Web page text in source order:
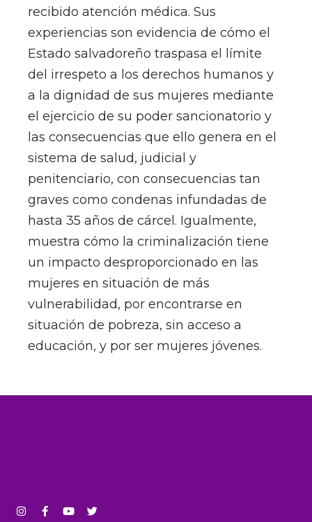
recibido atención médica. Sus
experiencias son evidencia de cómo el
Estado salvadoreño traspasa el límite
del irrespeto a los derechos humanos y
a la dignidad de sus mujeres mediante
el ejercicio de su poder sancionatorio y
las consecuencias que ello genera en el
sistema de salud, judicial y
penitenciario, con consecuencias tan
graves como condenas infundadas de
hasta 35 años de cárcel. Igualmente,
muestra cómo la criminalización tiene
un impacto desproporcionado en las
mujeres en situación de más
vulnerabilidad, por encontrarse en
situación de pobreza, sin acceso a
educación, y por ser mujeres jóvenes.